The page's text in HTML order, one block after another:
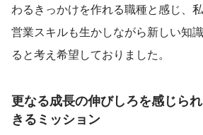
わるきっかけを作れる職種と感じ、
営業スキルも生かしながら新しい知
ると考え希望しておりました。
更なる成長の伸びしろを感じら
きるミッション